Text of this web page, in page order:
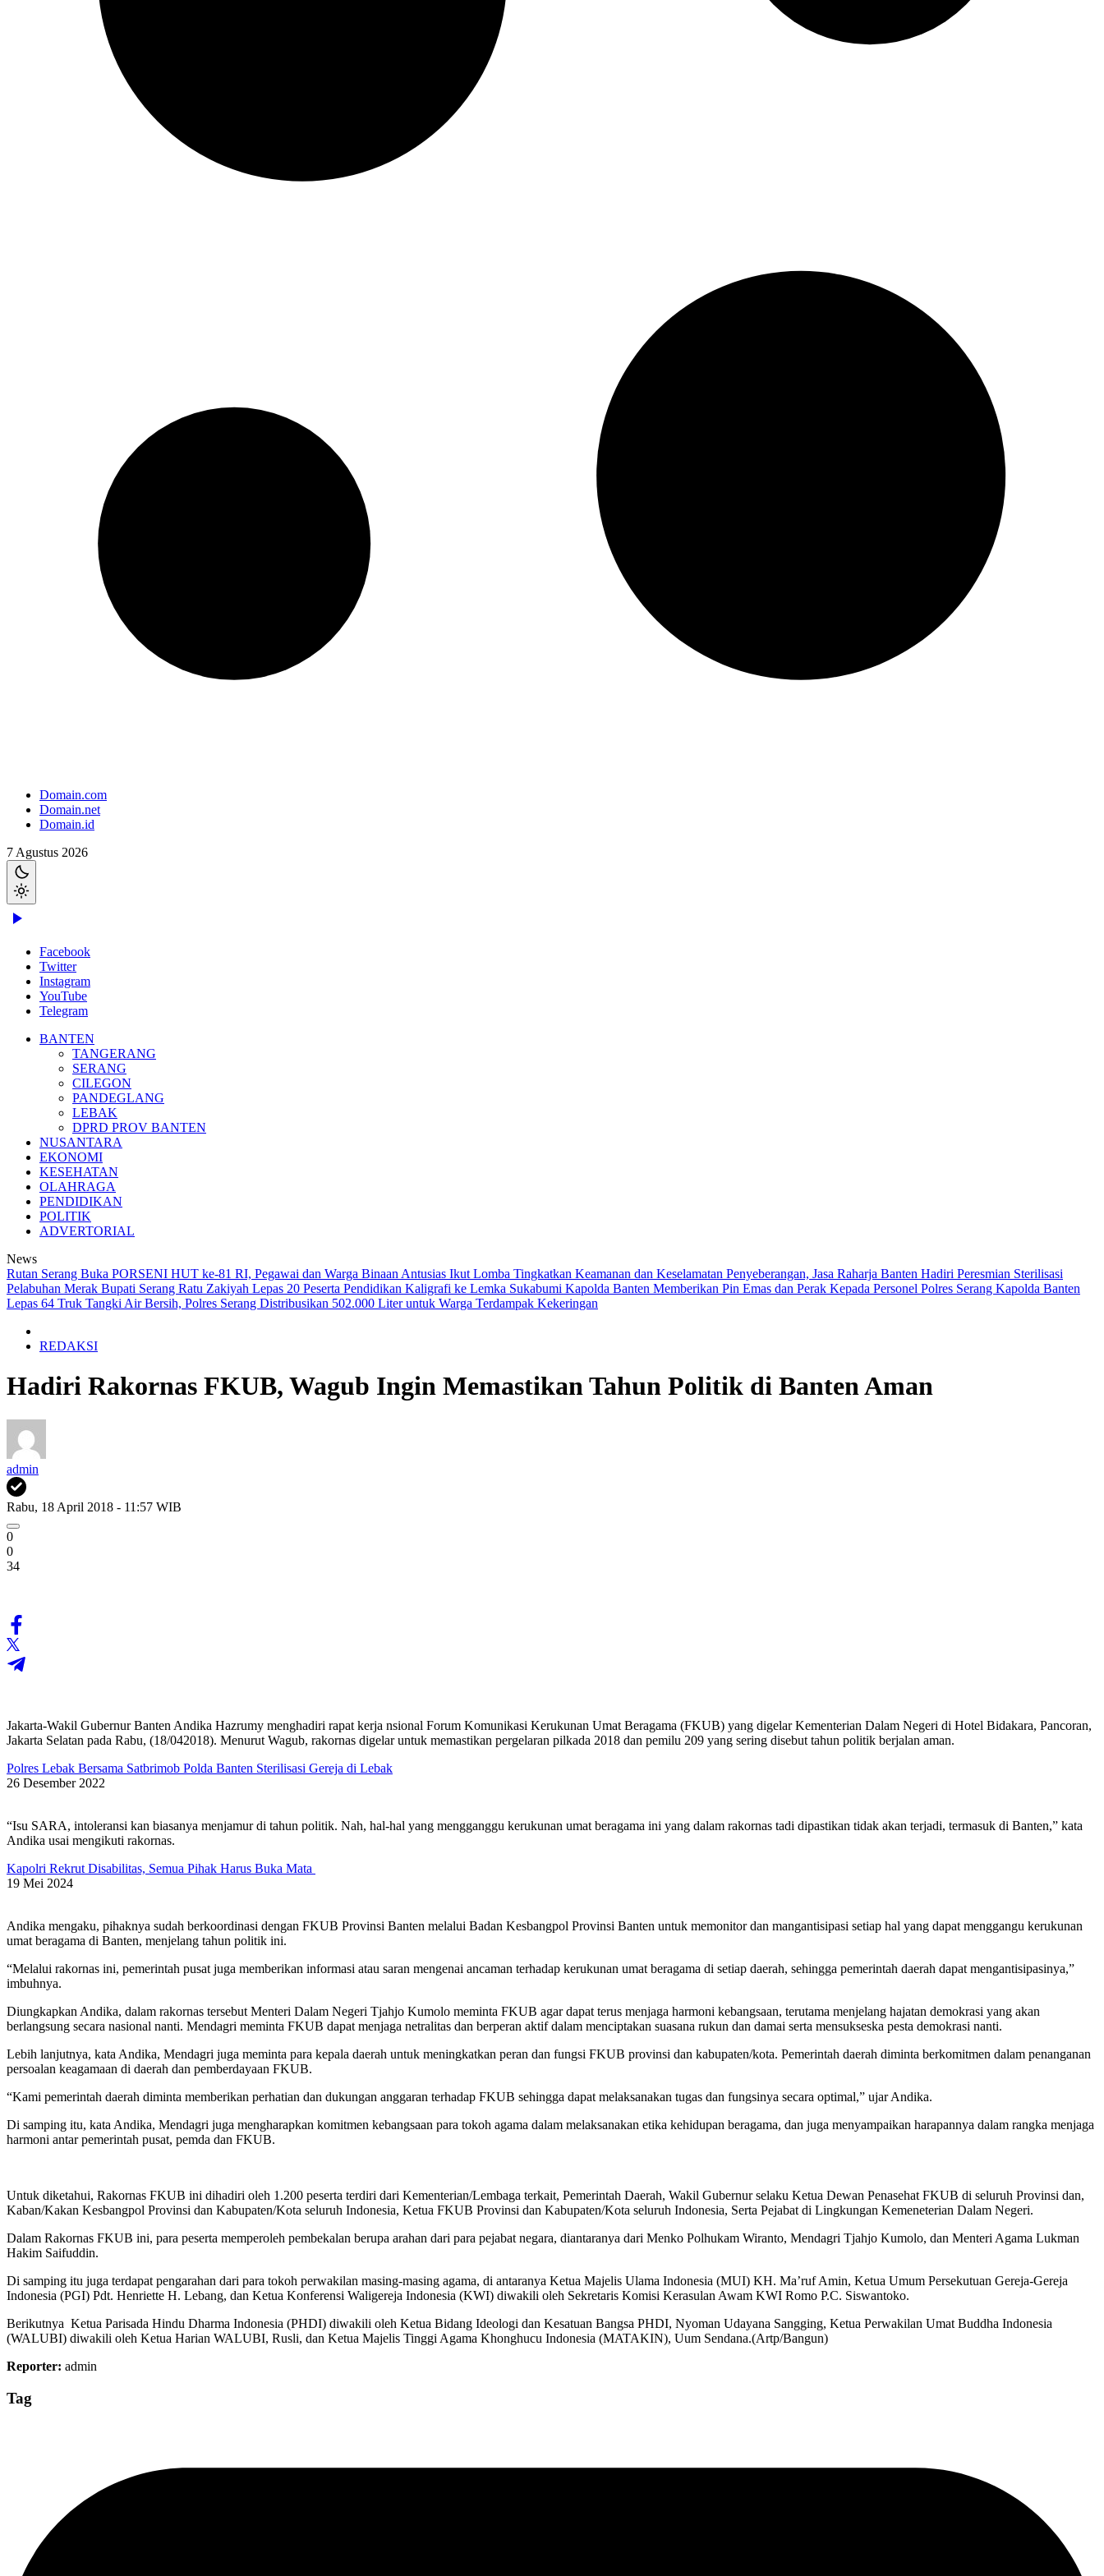
Domain.com
Domain.net
Domain.id
7 Agustus 2026
Facebook
Twitter
Instagram
YouTube
Telegram
BANTEN
TANGERANG
SERANG
CILEGON
PANDEGLANG
LEBAK
DPRD PROV BANTEN
NUSANTARA
EKONOMI
KESEHATAN
OLAHRAGA
PENDIDIKAN
POLITIK
ADVERTORIAL
News
Rutan Serang Buka PORSENI HUT ke-81 RI, Pegawai dan Warga Binaan Antusias Ikut Lomba Tingkatkan Keamanan dan Keselamatan Penyeberangan, Jasa Raharja Banten Hadiri Peresmian Sterilisasi
Pelabuhan Merak Bupati Serang Ratu Zakiyah Lepas 20 Peserta Pendidikan Kaligrafi ke Lemka Sukabumi Kapolda Banten Memberikan Pin Emas dan Perak Kepada Personel Polres Serang Kapolda Banten
Lepas 64 Truk Tangki Air Bersih, Polres Serang Distribusikan 502.000 Liter untuk Warga Terdampak Kekeringan
REDAKSI
Hadiri Rakornas FKUB, Wagub Ingin Memastikan Tahun Politik di Banten Aman
admin
Rabu, 18 April 2018 - 11:57 WIB
0
0
34
Jakarta-Wakil Gubernur Banten Andika Hazrumy menghadiri rapat kerja nsional Forum Komunikasi Kerukunan Umat Beragama (FKUB) yang digelar Kementerian Dalam Negeri di Hotel Bidakara, Pancoran,
Jakarta Selatan pada Rabu, (18/042018). Menurut Wagub, rakornas digelar untuk memastikan pergelaran pilkada 2018 dan pemilu 209 yang sering disebut tahun politik berjalan aman.
Polres Lebak Bersama Satbrimob Polda Banten Sterilisasi Gereja di Lebak
26 Desember 2022
“Isu SARA, intoleransi kan biasanya menjamur di tahun politik. Nah, hal-hal yang mengganggu kerukunan umat beragama ini yang dalam rakornas tadi dipastikan tidak akan terjadi, termasuk di Banten,” kata
Andika usai mengikuti rakornas.
Kapolri Rekrut Disabilitas, Semua Pihak Harus Buka Mata
19 Mei 2024
Andika mengaku, pihaknya sudah berkoordinasi dengan FKUB Provinsi Banten melalui Badan Kesbangpol Provinsi Banten untuk memonitor dan mangantisipasi setiap hal yang dapat menggangu kerukunan
umat beragama di Banten, menjelang tahun politik ini.
“Melalui rakornas ini, pemerintah pusat juga memberikan informasi atau saran mengenai ancaman terhadap kerukunan umat beragama di setiap daerah, sehingga pemerintah daerah dapat mengantisipasinya,”
imbuhnya.
Diungkapkan Andika, dalam rakornas tersebut Menteri Dalam Negeri Tjahjo Kumolo meminta FKUB agar dapat terus menjaga harmoni kebangsaan, terutama menjelang hajatan demokrasi yang akan
berlangsung secara nasional nanti. Mendagri meminta FKUB dapat menjaga netralitas dan berperan aktif dalam menciptakan suasana rukun dan damai serta mensukseska pesta demokrasi nanti.
Lebih lanjutnya, kata Andika, Mendagri juga meminta para kepala daerah untuk meningkatkan peran dan fungsi FKUB provinsi dan kabupaten/kota. Pemerintah daerah diminta berkomitmen dalam penanganan
persoalan keagamaan di daerah dan pemberdayaan FKUB.
“Kami pemerintah daerah diminta memberikan perhatian dan dukungan anggaran terhadap FKUB sehingga dapat melaksanakan tugas dan fungsinya secara optimal,” ujar Andika.
Di samping itu, kata Andika, Mendagri juga mengharapkan komitmen kebangsaan para tokoh agama dalam melaksanakan etika kehidupan beragama, dan juga menyampaikan harapannya dalam rangka menjaga
harmoni antar pemerintah pusat, pemda dan FKUB.
Untuk diketahui, Rakornas FKUB ini dihadiri oleh 1.200 peserta terdiri dari Kementerian/Lembaga terkait, Pemerintah Daerah, Wakil Gubernur selaku Ketua Dewan Penasehat FKUB di seluruh Provinsi dan,
Kaban/Kakan Kesbangpol Provinsi dan Kabupaten/Kota seluruh Indonesia, Ketua FKUB Provinsi dan Kabupaten/Kota seluruh Indonesia, Serta Pejabat di Lingkungan Kemeneterian Dalam Negeri.
Dalam Rakornas FKUB ini, para peserta memperoleh pembekalan berupa arahan dari para pejabat negara, diantaranya dari Menko Polhukam Wiranto, Mendagri Tjahjo Kumolo, dan Menteri Agama Lukman
Hakim Saifuddin.
Di samping itu juga terdapat pengarahan dari para tokoh perwakilan masing-masing agama, di antaranya Ketua Majelis Ulama Indonesia (MUI) KH. Ma’ruf Amin, Ketua Umum Persekutuan Gereja-Gereja
Indonesia (PGI) Pdt. Henriette H. Lebang, dan Ketua Konferensi Waligereja Indonesia (KWI) diwakili oleh Sekretaris Komisi Kerasulan Awam KWI Romo P.C. Siswantoko.
Berikutnya Ketua Parisada Hindu Dharma Indonesia (PHDI) diwakili oleh Ketua Bidang Ideologi dan Kesatuan Bangsa PHDI, Nyoman Udayana Sangging, Ketua Perwakilan Umat Buddha Indonesia
(WALUBI) diwakili oleh Ketua Harian WALUBI, Rusli, dan Ketua Majelis Tinggi Agama Khonghucu Indonesia (MATAKIN), Uum Sendana.(Artp/Bangun)
Reporter: admin
Tag